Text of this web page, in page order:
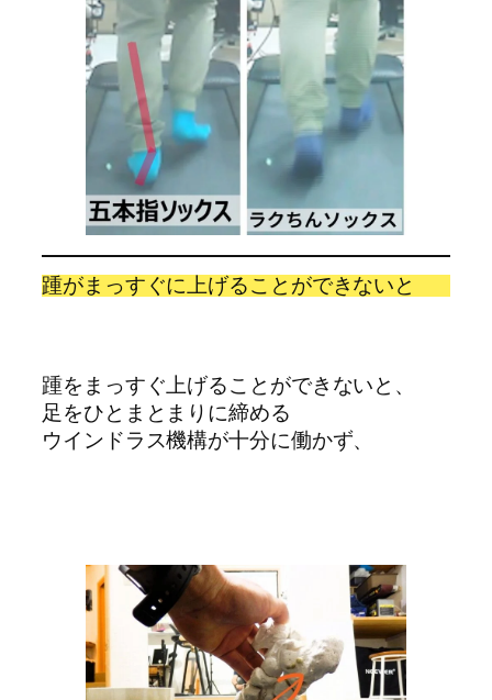
踵がまっすぐに上げることができないと
踵をまっすぐ上げることができないと、
足をひとまとまりに締める
ウインドラス機構が十分に働かず、